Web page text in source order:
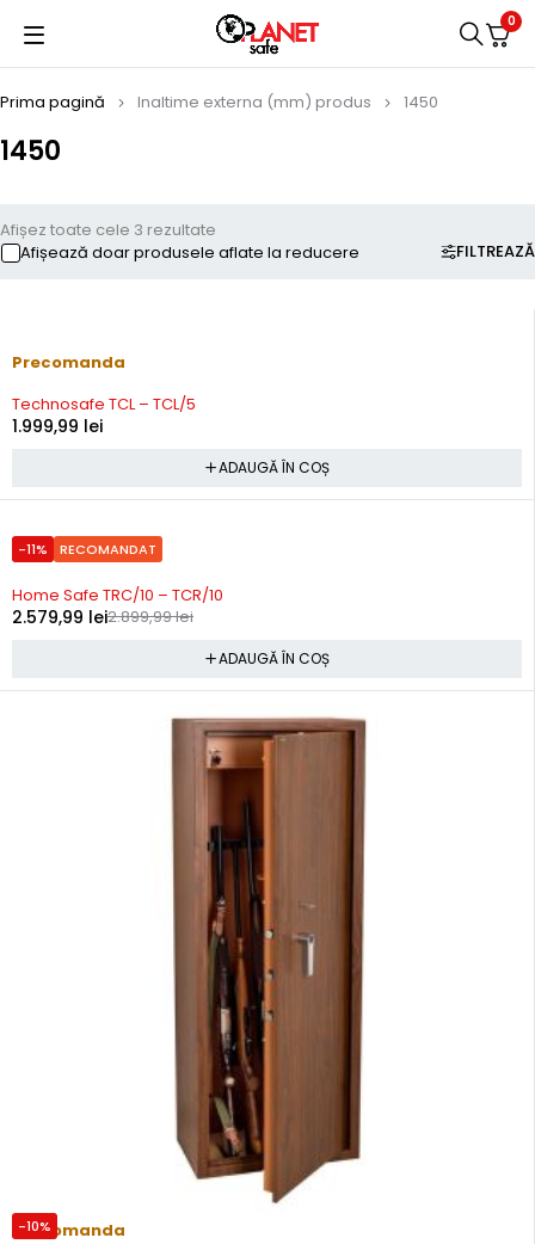
0
1450
Prima pagină Inaltime externa (mm) produs 1450
FILTREAZĂ
Afișez toate cele 3 rezultate
Afișează doar produsele aflate la reducere
Precomanda
Technosafe TCL – TCL/5
1.999,99 lei
ADAUGĂ ÎN COȘ
-11% RECOMANDAT
Precomanda
Home Safe TRC/10 – TCR/10
2.899,99lei
2.579,99 lei
ADAUGĂ ÎN COȘ
-10%
Precomanda